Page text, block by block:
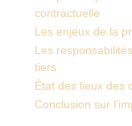
contractuelle
Les enjeux de la
Les
tiers
État des lieux des
Conclusion sur